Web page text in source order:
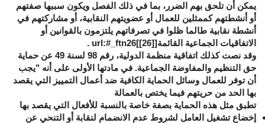
يمكن أن تلحق بهم الضرر، بما في ذلك الفصل ويكون سببها صفتهم
أو أنشطتهم كممثلين للعمال أو عضويتهم النقابية، أو مشاركتهم في
أنشطة نقابية طالما ظلوا في تصرفاتهم يلتزمون بالقوانين أو
الاتفاقيات الجماعية القائمة[[26]
]url:#_ftn26 .
وقد نصت كذلك اتفاقية منظمة الدولية، رقم 98 لسنة 49 عن حماية
حق التنظيم والمفاوضة الجماعية. في مادتها الأولى على أنه "يجب
أن توفر للعمال وسائل الحماية الكافية ضد أعمال التمييز التي يقصد
بها الحد من حريتهم فيما يختص بالعمالة
تطبق مثل هذه الحماية بصفة خاصة بالنسبة للأفعال التي يقصد بها
إخضاع تشغيل العامل لشروط عدم الانضمام لنقابة أو التنحي عن